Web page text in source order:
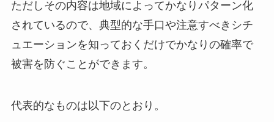
ただしその内容は地域によってかなりパターン化
されているので、典型的な手口や注意すべきシチ
ュエーションを知っておくだけでかなりの確率で
被害を防ぐことができます。
代表的なものは以下のとおり。